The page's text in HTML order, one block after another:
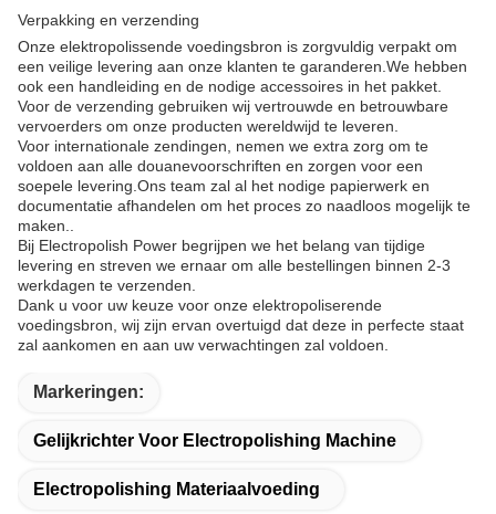
Verpakking en verzending
Onze elektropolissende voedingsbron is zorgvuldig verpakt om
een veilige levering aan onze klanten te garanderen.We hebben
ook een handleiding en de nodige accessoires in het pakket.
Voor de verzending gebruiken wij vertrouwde en betrouwbare
vervoerders om onze producten wereldwijd te leveren.
Voor internationale zendingen, nemen we extra zorg om te
voldoen aan alle douanevoorschriften en zorgen voor een
soepele levering.Ons team zal al het nodige papierwerk en
documentatie afhandelen om het proces zo naadloos mogelijk te
maken..
Bij Electropolish Power begrijpen we het belang van tijdige
levering en streven we ernaar om alle bestellingen binnen 2-3
werkdagen te verzenden.
Dank u voor uw keuze voor onze elektropoliserende
voedingsbron, wij zijn ervan overtuigd dat deze in perfecte staat
zal aankomen en aan uw verwachtingen zal voldoen.
Markeringen:
Gelijkrichter Voor Electropolishing Machine
Electropolishing Materiaalvoeding